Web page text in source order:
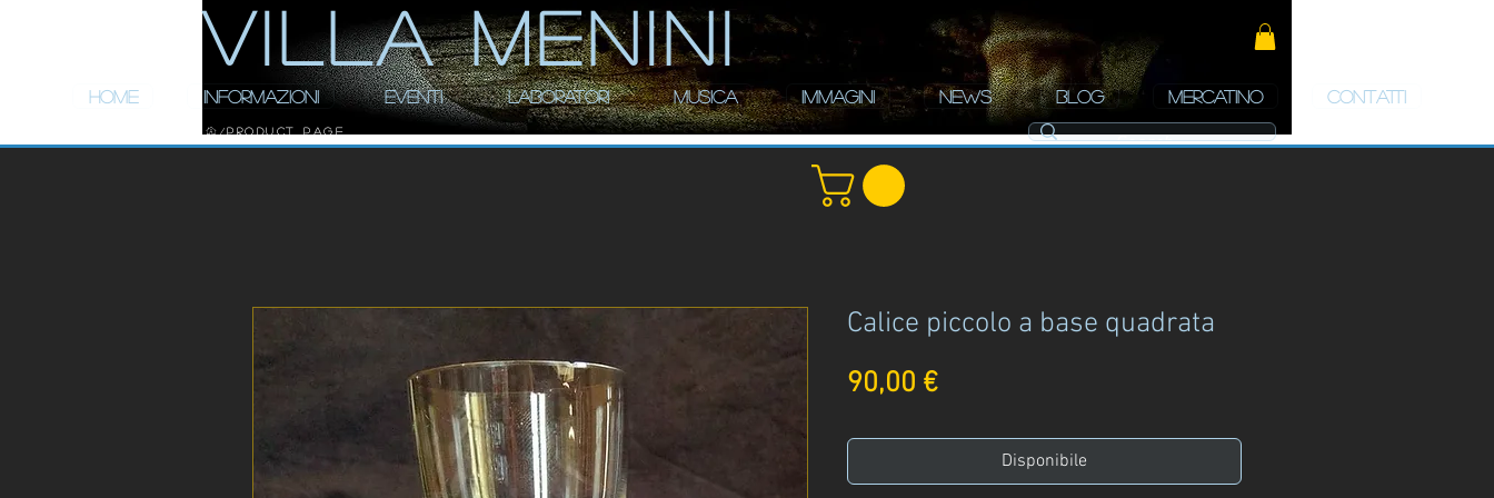
ViLLA MENINI
HOME INFORMAZIONI EVENTI LABORATORI MUSICA IMMAGINI NEWS BLOG MERCATINO CONTATTI
/ Product Page
Calice piccolo a base quadrata
90,00 €Prezzo
Disponibile